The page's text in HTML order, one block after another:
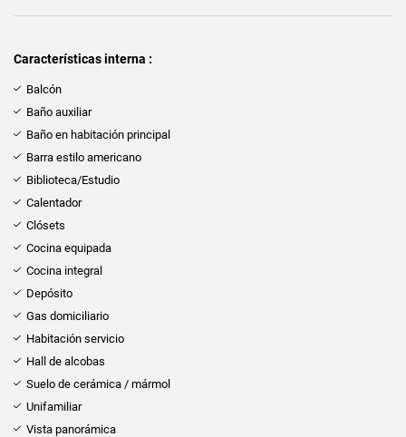
Características interna :
Balcón
Baño auxiliar
Baño en habitación principal
Barra estilo americano
Biblioteca/Estudio
Calentador
Clósets
Cocina equipada
Cocina integral
Depósito
Gas domiciliario
Habitación servicio
Hall de alcobas
Suelo de cerámica / mármol
Unifamiliar
Vista panorámica